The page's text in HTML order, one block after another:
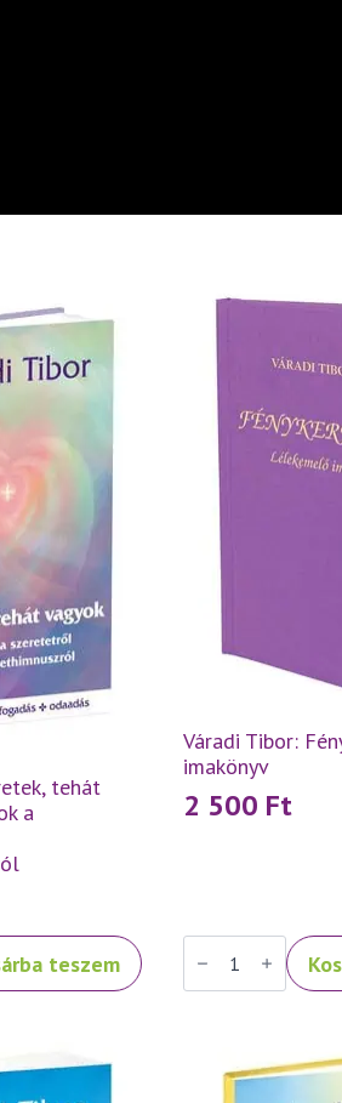
tehát
a
teszem
Váradi Tibor:
imakönyv
2 500 Ft
Váradi
Tibor:
Fénykereszt